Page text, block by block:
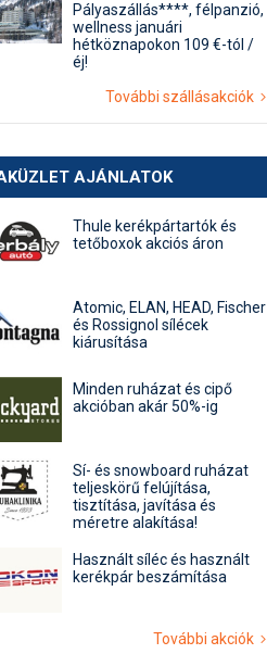
Pályaszállás****, félpanzió,
wellness januári
hétköznapokon 109 €-tól /
éj!
További szállásakciók
AJÁNLATOK
Thule kerékpártartók és
tetőboxok akciós áron
Atomic, ELAN, HEAD, Fischer
és Rossignol sílécek
kiárusítása
Minden ruházat és cipő
akcióban akár 50%-ig
Sí- és snowboard ruházat
teljeskörű felújítása,
tisztítása, javítása és
méretre alakítása!
Használt síléc és használt
kerékpár beszámítása
További akciók